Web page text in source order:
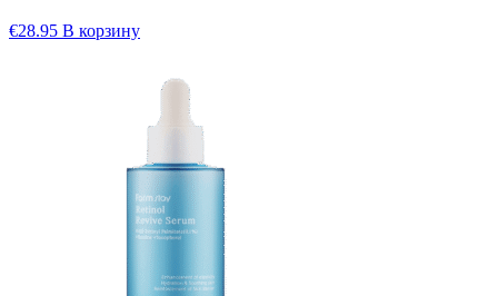
€28.95 В корзину